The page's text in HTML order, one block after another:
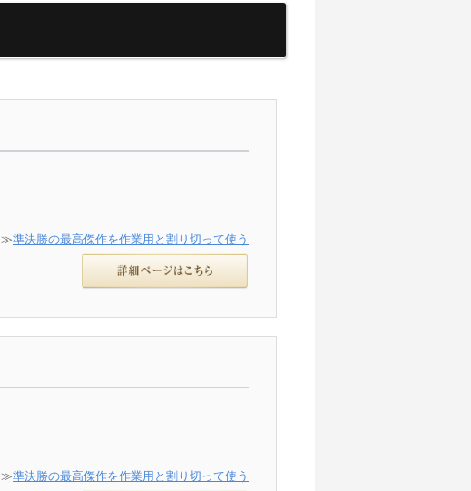
≫準決勝の最高傑作を作業用と割り切って使う
≫準決勝の最高傑作を作業用と割り切って使う